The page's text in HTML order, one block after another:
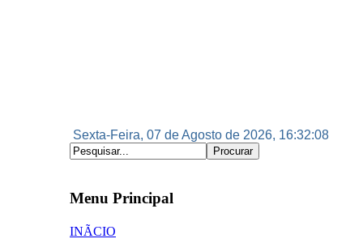
Sexta-Feira, 07 de Agosto de 2026, 16:32:08
Menu Principal
INÃCIO